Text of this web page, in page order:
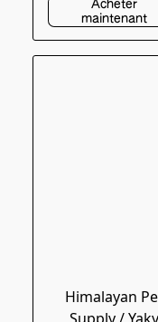
Acheter
maintenant
Himalayan